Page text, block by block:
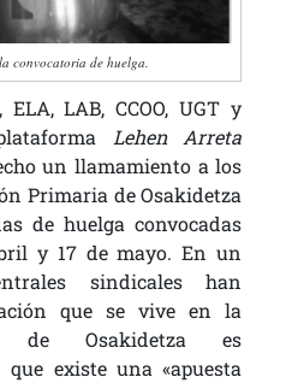
convocatoria de huelga.
LAB, CCOO, UGT y
Lehen Arreta
un llamamiento a los
Primaria de Osakidetza
de huelga convocadas
y 17 de mayo. En un
sindicales han
que se vive en la
de Osakidetza es
que existe una «apuesta